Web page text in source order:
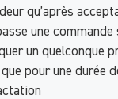
qu’après
une
un quelconque
pour une